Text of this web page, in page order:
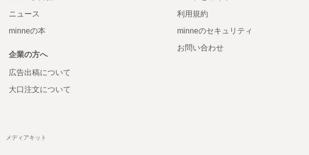
ニュース
minneの本
企業の方へ
広告出稿について
大口注文について
利用規約
minneのセキュリティ
お問い合わせ
メディアキット